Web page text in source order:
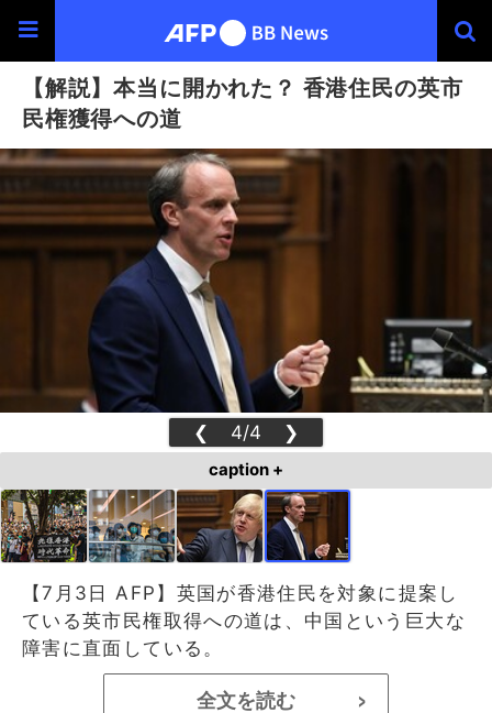
【解説】本当に開かれた？ 香港住民の英市
民権獲得への道
❮ 4/4 ❯
caption +
【7月3日 AFP】英国が香港住民を対象に提案し
ている英市民権取得への道は、中国という巨大な
障害に直面している。
全文を読む >